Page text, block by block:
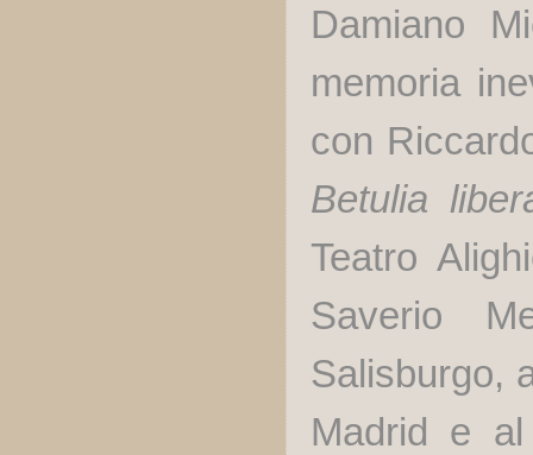
Damiano
memoria
con
Betulia
Teatro
Saverio
Salisburgo,
Madrid e